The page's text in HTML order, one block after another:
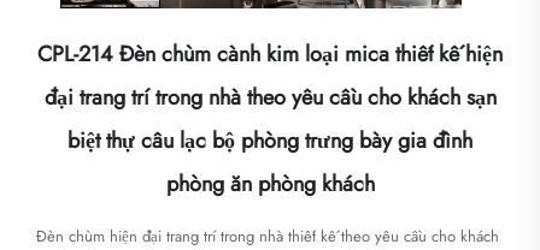
CPL-214 Đèn chùm cành kim loại mica thiết kế hiện
đại trang trí trong nhà theo yêu cầu cho khách sạn
biệt thự câu lạc bộ phòng trưng bày gia đình
phòng ăn phòng khách
Đèn chùm hiện đại trang trí trong nhà thiết kế theo yêu cầu cho khách